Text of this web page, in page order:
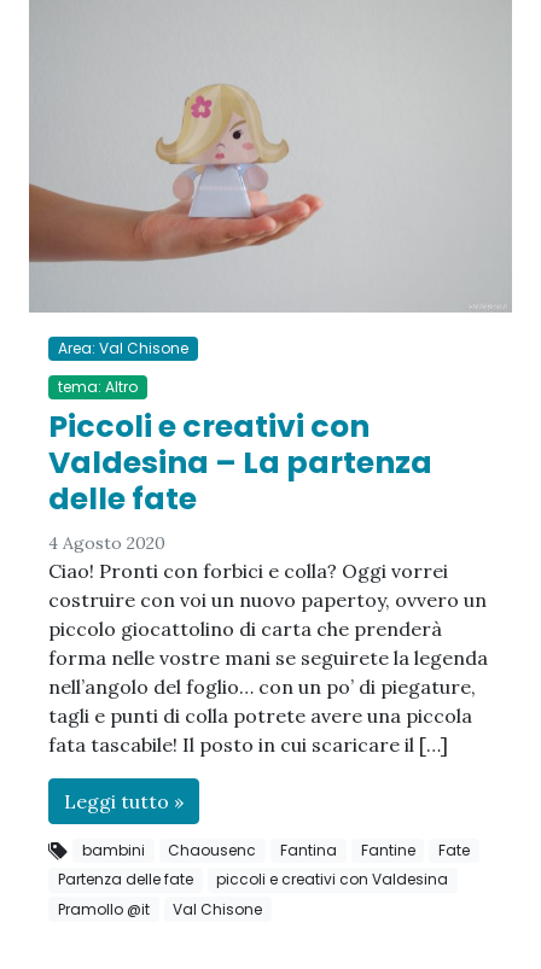
Area: Val Chisone
tema: Altro
Piccoli e creativi con
Valdesina – La partenza
delle fate
4 Agosto 2020
Ciao! Pronti con forbici e colla? Oggi vorrei
costruire con voi un nuovo papertoy, ovvero un
piccolo giocattolino di carta che prenderà
forma nelle vostre mani se seguirete la legenda
nell’angolo del foglio… con un po’ di piegature,
tagli e punti di colla potrete avere una piccola
fata tascabile! Il posto in cui scaricare il […]
Leggi tutto »
bambini Chaousenc Fantina Fantine
Fate
Partenza delle fate
piccoli e creativi con Valdesina
Pramollo @it
Val Chisone